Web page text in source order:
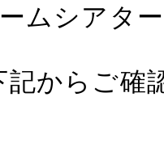
ムシアタ
記からご確